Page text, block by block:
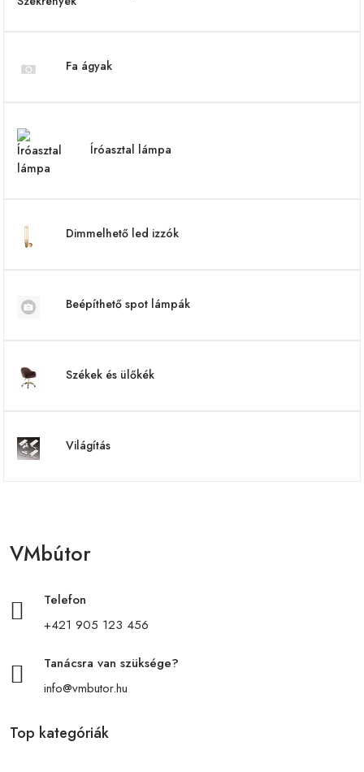
Fa ágyak
Íróasztal lámpa
Dimmelhető led izzók
Beépíthető spot lámpák
Székek és ülőkék
Világítás
VMbútor
Telefon
+421 905 123 456
Tanácsra van szüksége?
info@vmbutor.hu
Top kategóriák